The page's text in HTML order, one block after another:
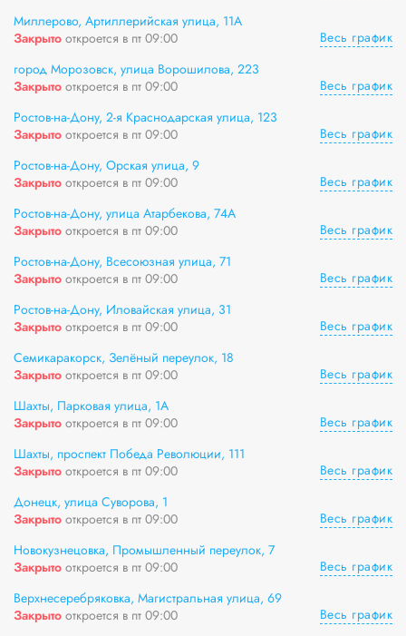
Миллерово, Артиллерийская улица, 11А
Закрыто откроется в пт 09:00
Весь график
город Морозовск, улица Ворошилова, 223
Закрыто откроется в пт 09:00
Весь график
Ростов-на-Дону, 2-я Краснодарская улица, 123
Закрыто откроется в пт 09:00
Весь график
Ростов-на-Дону, Орская улица, 9
Закрыто откроется в пт 09:00
Весь график
Ростов-на-Дону, улица Атарбекова, 74А
Закрыто откроется в пт 09:00
Весь график
Ростов-на-Дону, Всесоюзная улица, 71
Закрыто откроется в пт 09:00
Весь график
Ростов-на-Дону, Иловайская улица, 31
Закрыто откроется в пт 09:00
Весь график
Семикаракорск, Зелёный переулок, 18
Закрыто откроется в пт 09:00
Весь график
Шахты, Парковая улица, 1А
Закрыто откроется в пт 09:00
Весь график
Шахты, проспект Победа Революции, 111
Закрыто откроется в пт 09:00
Весь график
Донецк, улица Суворова, 1
Закрыто откроется в пт 09:00
Весь график
Новокузнецовка, Промышленный переулок, 7
Закрыто откроется в пт 09:00
Весь график
Верхнесеребряковка, Магистральная улица, 69
Закрыто откроется в пт 09:00
Весь график